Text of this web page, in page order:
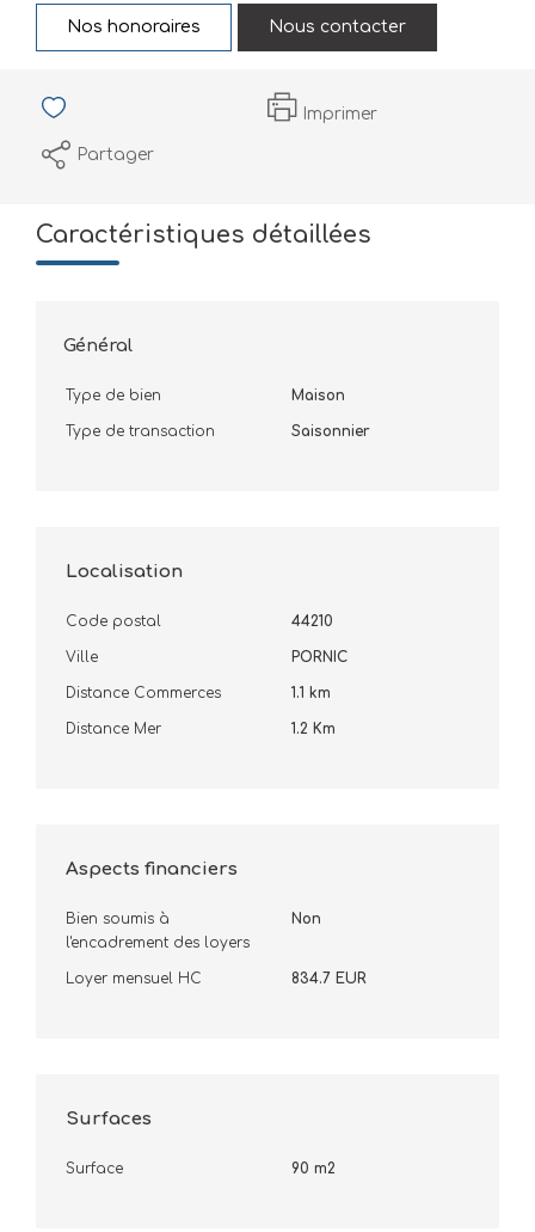
Nos honoraires Nous contacter
Imprimer
Partager
Caractéristiques détaillées
Général
Type de bien Maison
Type de transaction Saisonnier
Localisation
Code postal 44210
Ville PORNIC
Distance Commerces 1.1 km
Distance Mer 1.2 Km
Aspects financiers
Bien soumis à
l'encadrement des loyers
Non
Loyer mensuel HC 834.7 EUR
Surfaces
Surface 90 m2